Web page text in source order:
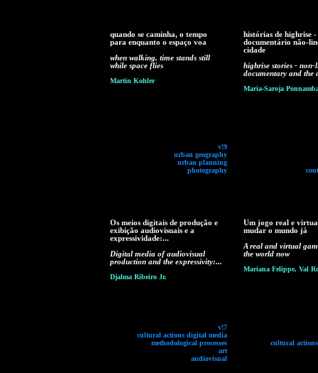
quando se caminha, o tempo
para enquanto o espaço voa
when walking, time stands still
while space flies
Martin Kohler
v!9
urban geography
urban planning
photography
histórias de highrise -
documentário não-
cidade
highrise stories - non-
documentary and the
Maria-Saroja
Os meios digitais de produção e
exibição audiovisuais e a
expressividade:...
Digital media of audiovisual
production and the expressivity:...
Djalma Ribeiro Jr.
v!7
cultural actions digital media
methodological processes
art
audiovisual
Um jogo real e
mudar o mundo já
A real and virtual
the world now
Mariana Felippe, Val
cultural